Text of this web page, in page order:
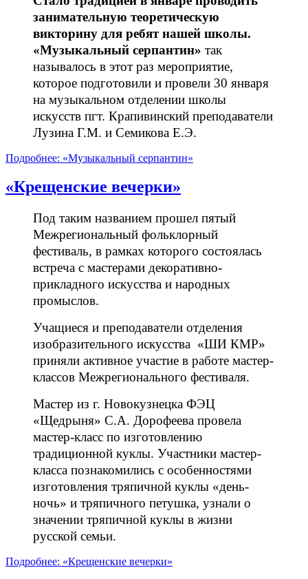
занимательную теоретическую
викторину для ребят нашей школы.
«Музыкальный серпантин» так
называлось в этот раз мероприятие,
которое подготовили и провели 30 января
на музыкальном отделении школы
искусств пгт. Крапивинский преподаватели
Лузина Г.М. и Семикова Е.Э.
Подробнее: «Музыкальный серпантин»
«Крещенские вечерки»
Под таким названием прошел пятый
Межрегиональный фольклорный
фестиваль, в рамках которого состоялась
встреча с мастерами декоративно-
прикладного искусства и народных
промыслов.
Учащиеся и преподаватели отделения
изобразительного искусства «ШИ КМР»
приняли активное участие в работе мастер-
классов Межрегионального фестиваля.
Мастер из г. Новокузнецка ФЭЦ
«Щедрыня» С.А. Дорофеева провела
мастер-класс по изготовлению
традиционной куклы. Участники мастер-
класса познакомились с особенностями
изготовления тряпичной куклы «день-
ночь» и тряпичного петушка, узнали о
значении тряпичной куклы в жизни
русской семьи.
Подробнее: «Крещенские вечерки»